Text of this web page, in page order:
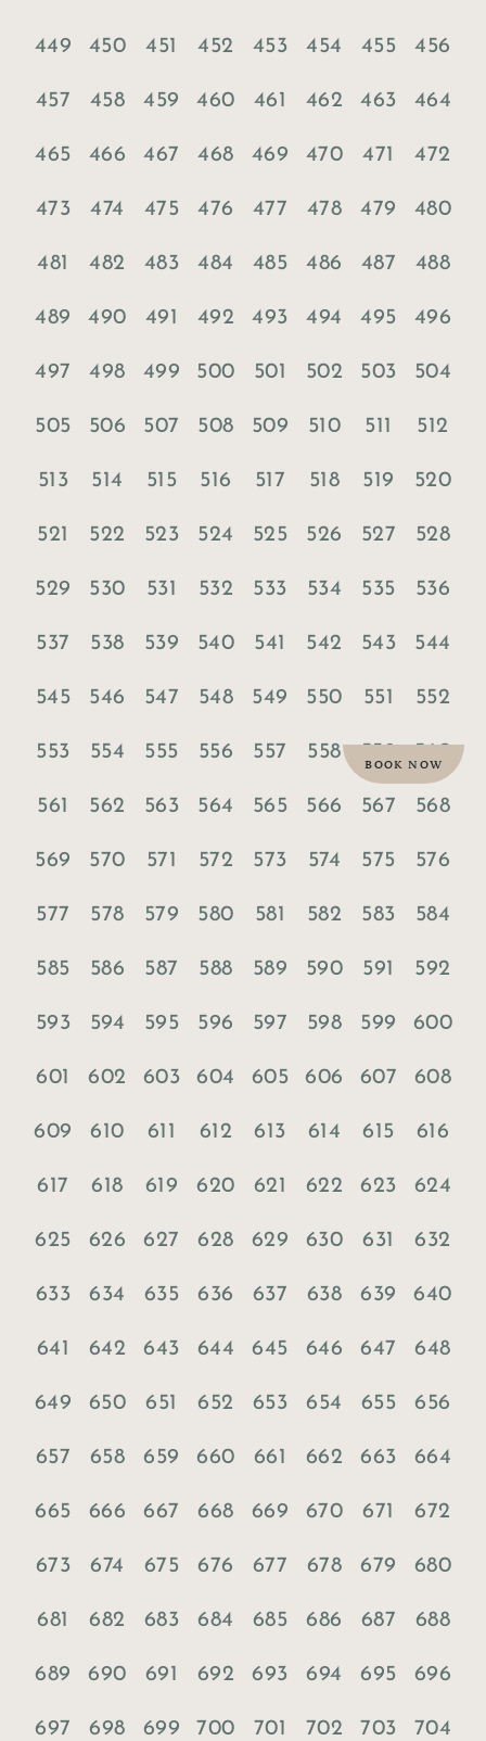
BOOK NOW
449 450 451 452 453 454 455 456
457 458 459 460 461 462 463 464
465 466 467 468 469 470 471 472
473 474 475 476 477 478 479 480
481 482 483 484 485 486 487 488
489 490 491 492 493 494 495 496
497 498 499 500 501 502 503 504
505 506 507 508 509 510 511 512
513 514 515 516 517 518 519 520
521 522 523 524 525 526 527 528
529 530 531 532 533 534 535 536
537 538 539 540 541 542 543 544
545 546 547 548 549 550 551 552
553 554 555 556 557 558
561 562 563 564 565 566 567 568
569 570 571 572 573 574 575 576
577 578 579 580 581 582 583 584
585 586 587 588 589 590 591 592
593 594 595 596 597 598 599 600
601 602 603 604 605 606 607 608
609 610 611 612 613 614 615 616
617 618 619 620 621 622 623 624
625 626 627 628 629 630 631 632
633 634 635 636 637 638 639 640
641 642 643 644 645 646 647 648
649 650 651 652 653 654 655 656
657 658 659 660 661 662 663 664
665 666 667 668 669 670 671 672
673 674 675 676 677 678 679 680
681 682 683 684 685 686 687 688
689 690 691 692 693 694 695 696
697 698 699 700 701 702 703 704